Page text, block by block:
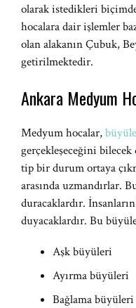
olarak istedikleri
hocalara dair işlemler
olan alakanın Çubuk,
getirilmektedir.
Ankara Medyum
Medyum hocalar,
gerçekleşeceğini
tip bir durum ortaya
arasında uzmandırlar.
duracaklardır.
duyacaklardır. Bu
Aşk büyüleri
Ayırma büyüleri
Bağlama büyüleri